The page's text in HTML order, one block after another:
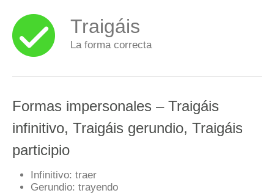
Traigáis
La forma correcta
Formas impersonales – Traigáis
infinitivo, Traigáis gerundio, Traigáis
participio
Infinitivo: traer
Gerundio: trayendo